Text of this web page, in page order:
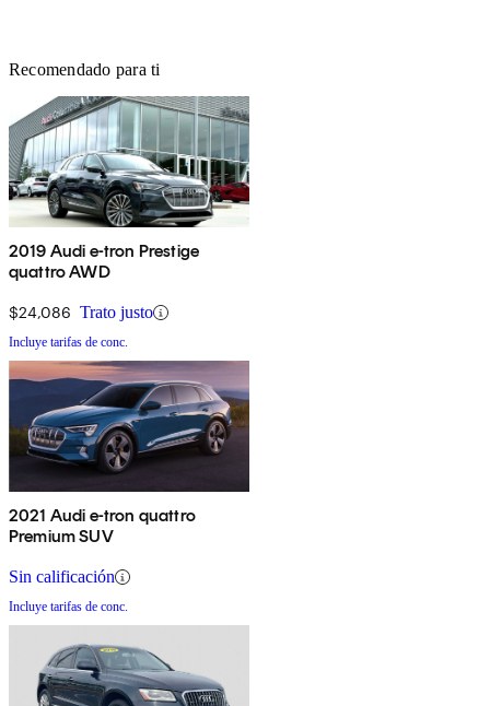
Recomendado para ti
2019 Audi e-tron Prestige
quattro AWD
$24,086 Trato justo
Incluye tarifas de conc.
2021 Audi e-tron quattro
Premium SUV
Sin calificación
Incluye tarifas de conc.